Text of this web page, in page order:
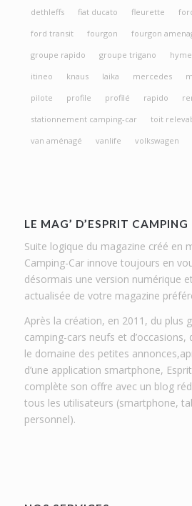
dethleffs
fiat ducato fleurette
ford transit
fourgon fourgon
groupe rapido
groupe trigano
itineo
knaus laika mercedes
pilote
profile profilé rapido
stationnement camping-car
toit
van aménagé
vanlife volkswagen
LE MAG’ D’ESPRIT CAMPING
Suite logique du magazine créé en
Camping-Car innove toujours en
désormais une version numérique
actualisée de votre magazine
Après la création, en 2011, du plus
camping-cars neufs et
le domaine des petites
d’une application smartphone,
complète son offre avec un blog
tous les utilisateurs (smartphone,
personnel).